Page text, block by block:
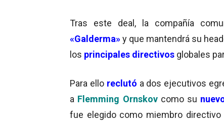
Tras este deal, la compañía
«Galderma»y que mantendrá su
los principales directivos globales
Para ello reclutó a dos ejecutivos
a Flemming Ornskovcomo su
fue elegido como miembro directivo